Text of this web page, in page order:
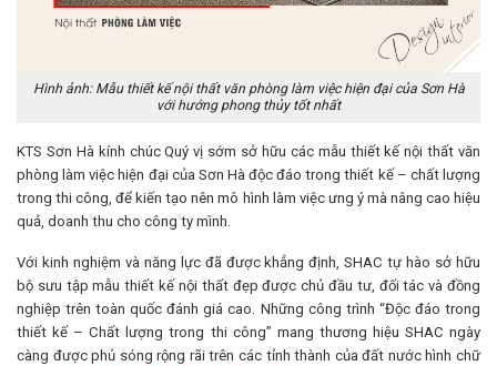
Hình ảnh: Mẫu thiết kế nội thất văn phòng làm việc hiện đại của Sơn Hà
với hướng phong thủy tốt nhất
KTS Sơn Hà kính chúc Quý vị sớm sở hữu các mẫu thiết kế nội thất văn
phòng làm việc hiện đại của Sơn Hà độc đáo trong thiết kế – chất lượng
trong thi công, để kiến tạo nên mô hình làm việc ưng ý mà nâng cao hiệu
quả, doanh thu cho công ty mình.
Với kinh nghiệm và năng lực đã được khẳng định, SHAC tự hào sở hữu
bộ sưu tập mẫu thiết kế nội thất đẹp được chủ đầu tư, đối tác và đồng
nghiệp trên toàn quốc đánh giá cao. Những công trình “Độc đáo trong
thiết kế – Chất lượng trong thi công” mang thương hiệu SHAC ngày
càng được phủ sóng rộng rãi trên các tỉnh thành của đất nước hình chữ